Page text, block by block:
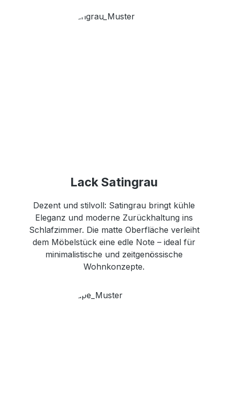
Lack Satingrau
Dezent und stilvoll: Satingrau bringt kühle
Eleganz und moderne Zurückhaltung ins
Schlafzimmer. Die matte Oberfläche verleiht
dem Möbelstück eine edle Note – ideal für
minimalistische und zeitgenössische
Wohnkonzepte.